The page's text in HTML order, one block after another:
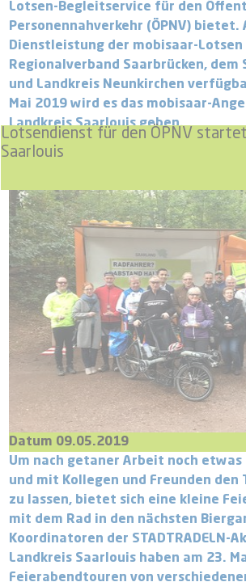
Lotsendienst für den ÖPNV
Saarlouis
Lotsen-Begleitservice für den
Personennahverkehr (ÖPNV)
Dienstleistung der mobisaar-Lotsen
Regionalverband Saarbrücken, dem
und Landkreis Neunkirchen
Mai 2019 wird es das mobisaar-
Landkreis Saarlouis geben.
Datum 09.05.2019
Um nach getaner Arbeit noch etwas
und mit Kollegen und Freunden den
zu lassen, bietet sich eine kleine
mit dem Rad in den nächsten
Koordinatoren der STADTRADELN-
Landkreis Saarlouis haben am 23.
Feierabendtouren von